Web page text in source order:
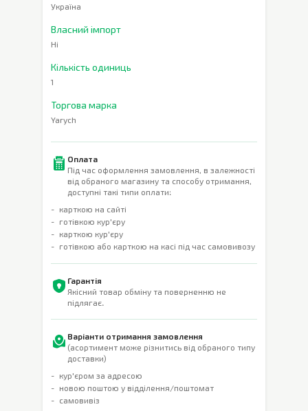
Україна
Власний імпорт
Ні
Кількість одиниць
1
Торгова марка
Yarych
Оплата
Під час оформлення замовлення, в залежності
від обраного магазину та способу отримання,
доступні такі типи оплати:
карткою на сайті
готівкою кур'єру
карткою кур'єру
готівкою або карткою на касі під час самовивозу
Гарантія
Якісний товар обміну та поверненню не
підлягає.
Варіанти отримання замовлення
(асортимент може різнитись від обраного типу
доставки)
кур'єром за адресою
новою поштою у відділення/поштомат
самовивіз